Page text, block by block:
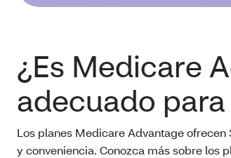
¿Es Medicare
adecuado
Los planes Medicare Advantage ofrecen
y conveniencia. Conozca más sobre los